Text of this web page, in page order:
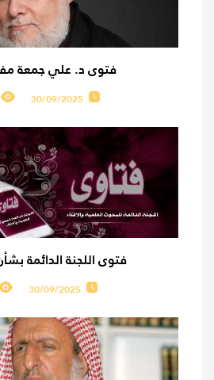
فتوى د. علي جمعة
30/09/2025
فتوى اللجنة الدائمة
30/09/2025